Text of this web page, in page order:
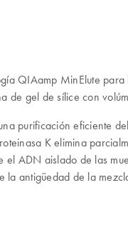
QIAamp MinElute
de gel de sílice con
purificación eficiente
K elimina
ADN aislado de las
antigüedad de la